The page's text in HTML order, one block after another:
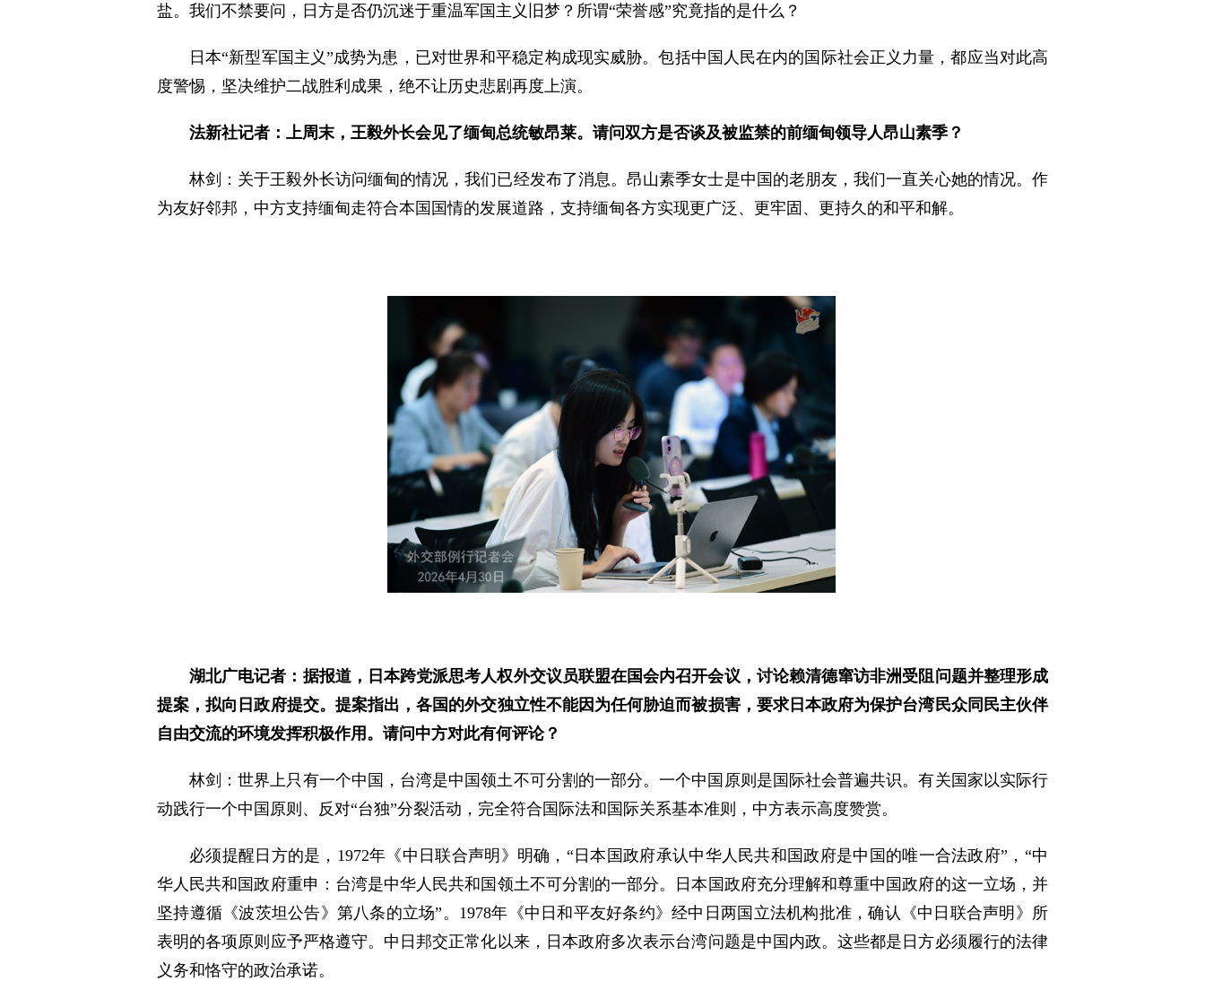
盐。我们不禁要问，日方是否仍沉迷于重温军国主义旧梦？所谓“荣誉感”究竟指的是什么？
日本“新型军国主义”成势为患，已对世界和平稳定构成现实威胁。包括中国人民在内的国际社会正义力量，都应当对此高
度警惕，坚决维护二战胜利成果，绝不让历史悲剧再度上演。
法新社记者：上周末，王毅外长会见了缅甸总统敏昂莱。请问双方是否谈及被监禁的前缅甸领导人昂山素季？
林剑：关于王毅外长访问缅甸的情况，我们已经发布了消息。昂山素季女士是中国的老朋友，我们一直关心她的情况。作
为友好邻邦，中方支持缅甸走符合本国国情的发展道路，支持缅甸各方实现更广泛、更牢固、更持久的和平和解。
湖北广电记者：据报道，日本跨党派思考人权外交议员联盟在国会内召开会议，讨论赖清德窜访非洲受阻问题并整理形成
提案，拟向日政府提交。提案指出，各国的外交独立性不能因为任何胁迫而被损害，要求日本政府为保护台湾民众同民主伙伴
自由交流的环境发挥积极作用。请问中方对此有何评论？
林剑：世界上只有一个中国，台湾是中国领土不可分割的一部分。一个中国原则是国际社会普遍共识。有关国家以实际行
动践行一个中国原则、反对“台独”分裂活动，完全符合国际法和国际关系基本准则，中方表示高度赞赏。
必须提醒日方的是，1972年《中日联合声明》明确，“日本国政府承认中华人民共和国政府是中国的唯一合法政府”，“中
华人民共和国政府重申：台湾是中华人民共和国领土不可分割的一部分。日本国政府充分理解和尊重中国政府的这一立场，并
坚持遵循《波茨坦公告》第八条的立场”。1978年《中日和平友好条约》经中日两国立法机构批准，确认《中日联合声明》所
表明的各项原则应予严格遵守。中日邦交正常化以来，日本政府多次表示台湾问题是中国内政。这些都是日方必须履行的法律
义务和恪守的政治承诺。